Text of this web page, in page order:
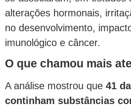
alterações hormonais,
no desenvolvimento,
imunológico e câncer.
O que chamou mais
A análise mostrou que 41
continham substâncias